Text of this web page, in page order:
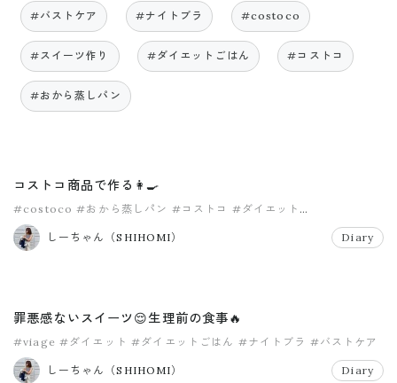
#バストケア #ナイトブラ #costoco
#スイーツ作り #ダイエットごはん #コストコ
#おから蒸しパン
コストコ商品で作る👩‍🍳
#costoco #おから蒸しパン #コストコ #ダイエット
#ヘルシースイーツ
しーちゃん（SHIHOMI）
Diary
罪悪感ないスイーツ😌生理前の食事🔥
#viage #ダイエット #ダイエットごはん #ナイトブラ #バストケア
#ヘルシースイーツ
しーちゃん（SHIHOMI）
Diary